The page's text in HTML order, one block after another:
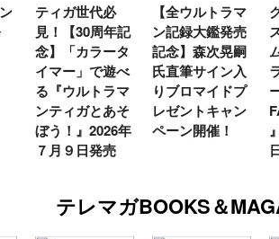
ガ世代必
【30周年記
「カラータ
ー」で遊べ
ウルトラマ
ィガとあそ
！』2026年
９日発売
【全ウルトラマ
ン記録大鑑発売
記念】森次晃嗣
氏直筆サイン入
りブロマイドプ
レゼントキャン
ペーン開催！
クリア
スター
ム付き
ランス
ー
』2026
日発売！
テレマガBOOKS＆